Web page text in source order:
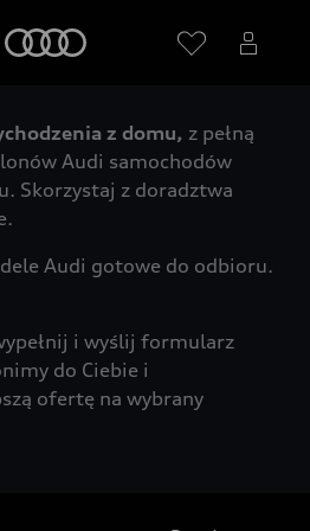
Partnera Audi
z domu, z pełną
Audi samochodów
Skorzystaj z doradztwa
Audi gotowe do odbioru.
i wyślij formularz
do Ciebie i
ofertę na wybrany